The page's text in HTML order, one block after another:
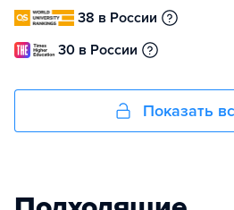
38 в России
30 в России
Показать